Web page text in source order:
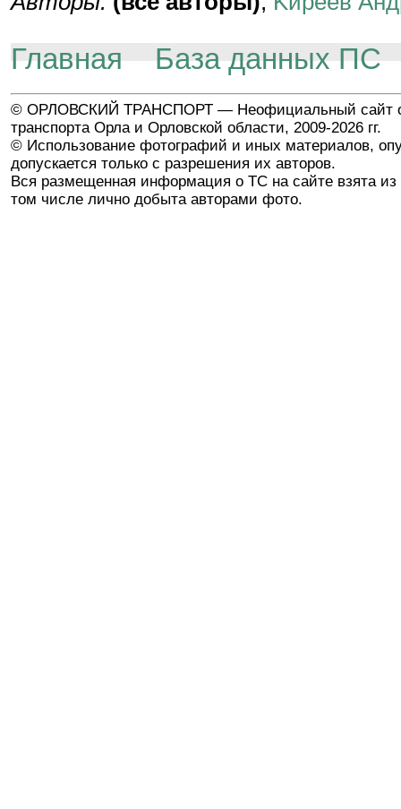
Главная База данных ПС
© ОРЛОВСКИЙ ТРАНСПОРТ — Неофициальный сайт
транспорта Орла и Орловской области, 2009-2026 гг.
© Использование фотографий и иных материалов,
допускается только с разрешения их авторов.
Вся размещенная информация о ТС на сайте взята из
том числе лично добыта авторами фото.